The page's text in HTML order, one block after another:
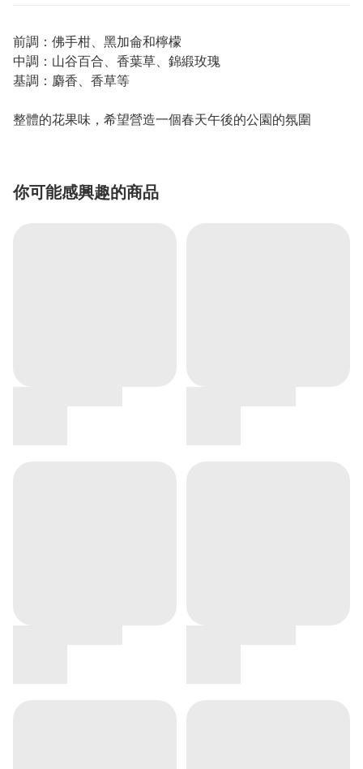
前調：佛手柑、黑加侖和檸檬
中調：山谷百合、香葉草、 錦緞玫瑰
基調：麝香、 香草等
整體的花果味，希望營造一個春天午後的公園的氛圍
你可能感興趣的商品